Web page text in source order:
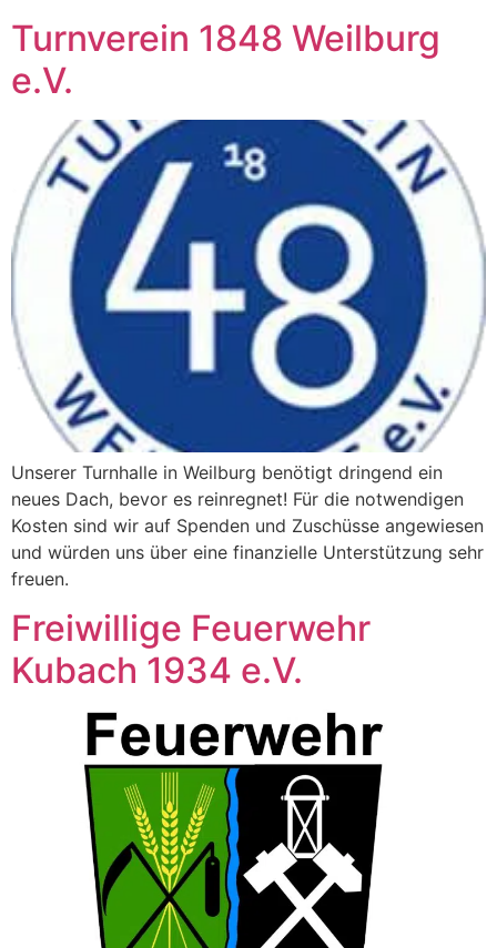
Turnverein 1848 Weilburg
e.V.
Unserer Turnhalle in Weilburg benötigt dringend ein
neues Dach, bevor es reinregnet! Für die notwendigen
Kosten sind wir auf Spenden und Zuschüsse angewiesen
und würden uns über eine finanzielle Unterstützung sehr
freuen.
Freiwillige Feuerwehr
Kubach 1934 e.V.